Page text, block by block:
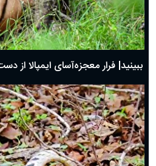
ببینید| فرار معجزه‌آسای ایمپالا از